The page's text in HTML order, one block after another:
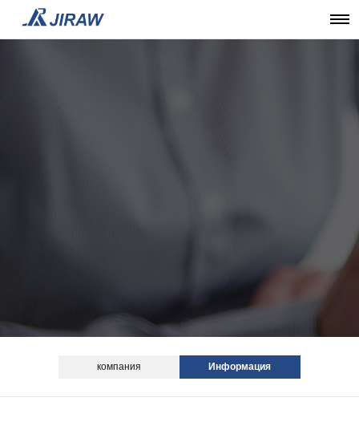
компания Информация